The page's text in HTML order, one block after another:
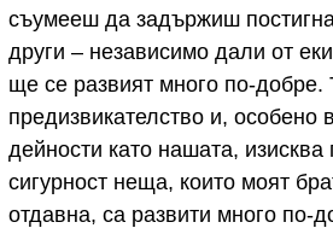
съумееш да задържиш
други – независимо дали от
ще се развият много по-добре.
предизвикателство и, особено
дейности като нашата,
сигурност неща, които моят
отдавна, са развити много по-